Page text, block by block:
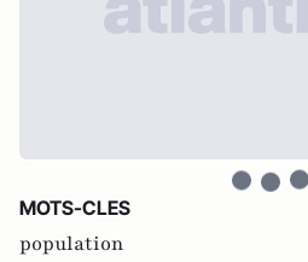
MOTS-CLES
population